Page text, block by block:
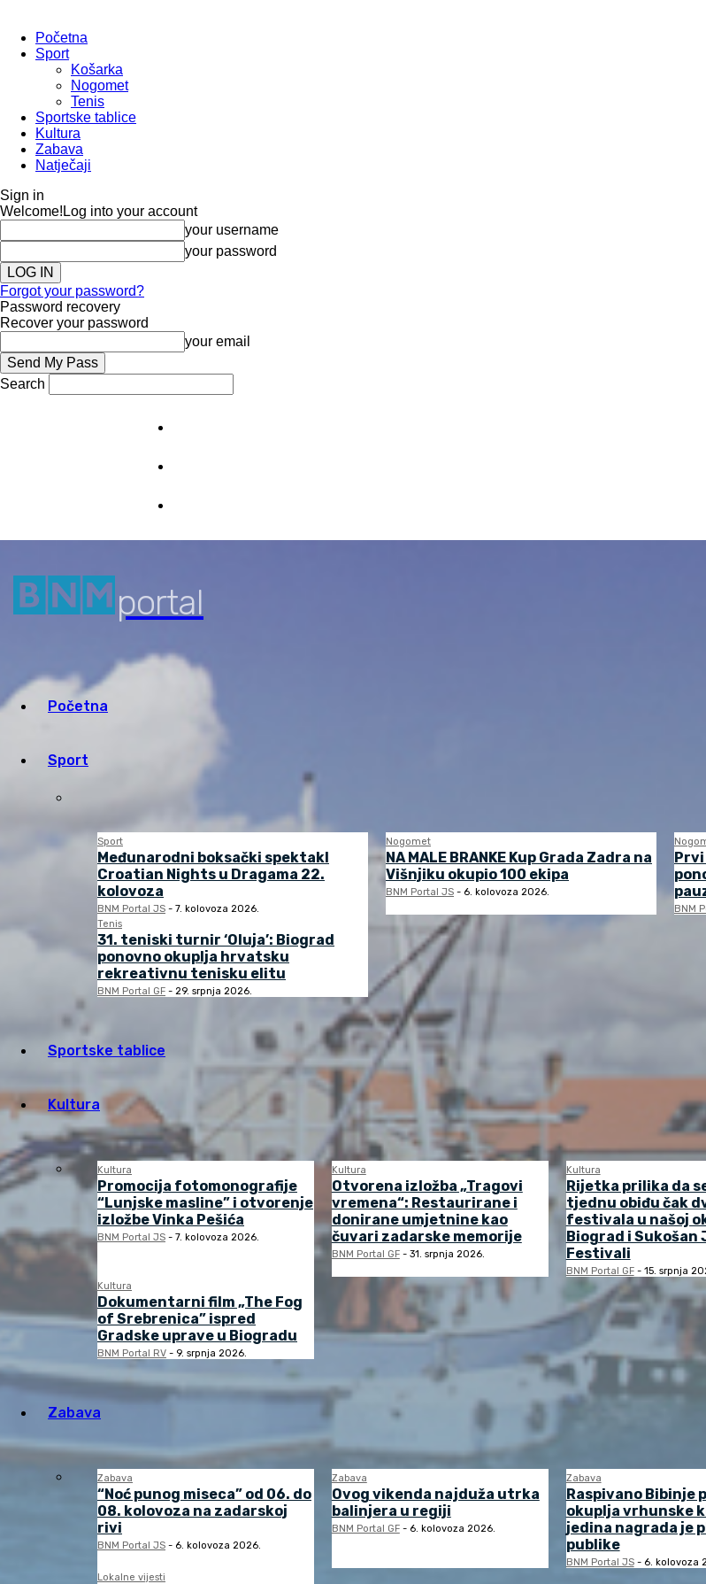
Početna
Sport
Košarka
Nogomet
Tenis
Sportske tablice
Kultura
Zabava
Natječaji
Sign in
Welcome! Log into your account
your username
your password
Forgot your password?
Password recovery
Recover your password
your email
Search
portal
Početna
Sport
Sport
Međunarodni boksački spektakl
Croatian Nights u Dragama 22.
kolovoza
BNM Portal JS - 7. kolovoza 2026.
Nogomet
NA MALE BRANKE Kup Grada Zadra na
Višnjiku okupio 100 ekipa
BNM Portal JS - 6. kolovoza 2026.
BNM
Tenis
31. teniski turnir ‘Oluja’: Biograd
ponovno okuplja hrvatsku
rekreativnu tenisku elitu
BNM Portal GF - 29. srpnja 2026.
Sportske tablice
Kultura
Kultura
Promocija fotomonografije
“Lunjske masline” i otvorenje
izložbe Vinka Pešića
BNM Portal JS - 7. kolovoza 2026.
Kultura
Otvorena izložba „Tragovi
vremena“: Restaurirane i
donirane umjetnine kao
čuvari zadarske memorije
BNM Portal GF - 31. srpnja 2026.
Kultura
Rijetka prilika da
tjednu obiđu čak
festivala u našoj
Biograd i Sukošan
Festivali
BNM Portal GF - 15. srpnja
Kultura
Dokumentarni film „The Fog
of Srebrenica” ispred
Gradske uprave u Biogradu
BNM Portal RV - 9. srpnja 2026.
Zabava
Zabava
“Noć punog miseca” od 06. do
08. kolovoza na zadarskoj
rivi
BNM Portal JS - 6. kolovoza 2026.
Zabava
Ovog vikenda najduža utrka
balinjera u regiji
BNM Portal GF - 6. kolovoza 2026.
Zabava
Raspivano Bibinje
okuplja vrhunske
jedina nagrada je
publike
BNM Portal JS - 6. kolovoza
Lokalne vijesti